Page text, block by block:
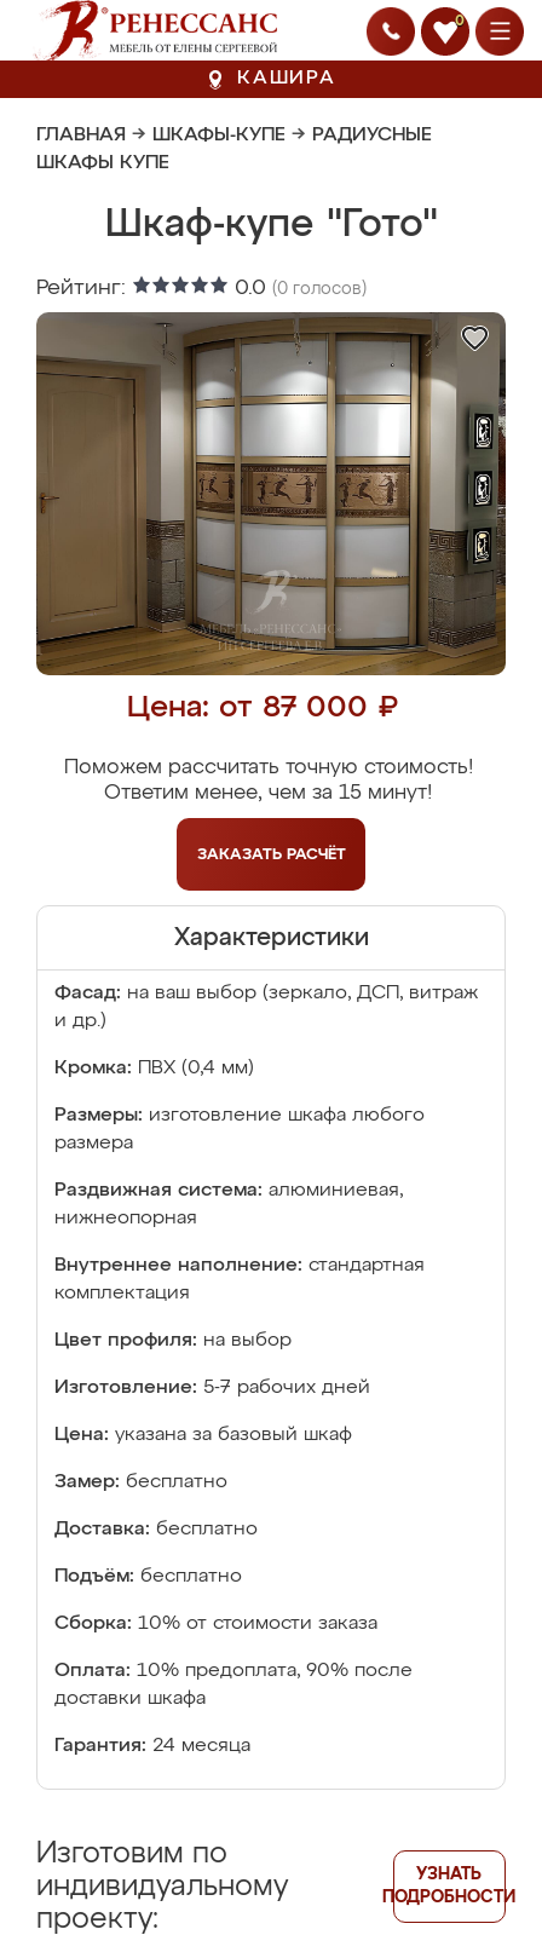
0
КАШИРА
ГЛАВНАЯ → ШКАФЫ-КУПЕ → РАДИУСНЫЕ
ШКАФЫ КУПЕ
Шкаф-купе "Гото"
Рейтинг: 0.0 (0 голосов)
Цена: от 87 000 ₽
Поможем рассчитать точную стоимость!
Ответим менее, чем за 15 минут!
ЗАКАЗАТЬ РАСЧЁТ
Характеристики
Фасад: на ваш выбор (зеркало, ДСП, витраж
и др.)
Кромка: ПВХ (0,4 мм)
Размеры: изготовление шкафа любого
размера
Раздвижная система: алюминиевая,
нижнеопорная
Внутреннее наполнение: стандартная
комплектация
Цвет профиля: на выбор
Изготовление: 5-7 рабочих дней
Цена: указана за базовый шкаф
Замер: бесплатно
Доставка: бесплатно
Подъём: бесплатно
Сборка: 10% от стоимости заказа
Оплата: 10% предоплата, 90% после
доставки шкафа
Гарантия: 24 месяца
Изготовим по
индивидуальному
проекту:
УЗНАТЬ
ПОДРОБНОСТИ